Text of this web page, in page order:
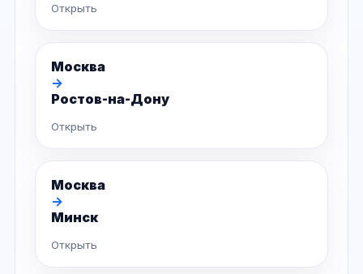
Открыть
Москва
→
Ростов-на-Дону
Открыть
Москва
→
Минск
Открыть